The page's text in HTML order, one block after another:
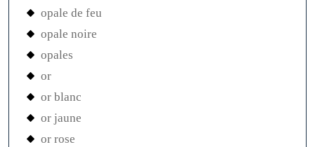
opale de feu
opale noire
opales
or
or blanc
or jaune
or rose